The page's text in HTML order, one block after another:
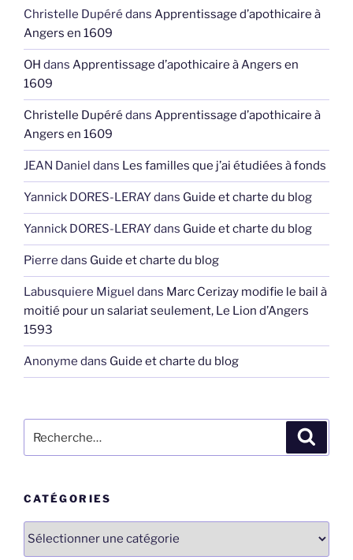
Christelle Dupéré dans Apprentissage d’apothicaire à
Angers en 1609
OH dans Apprentissage d’apothicaire à Angers en
1609
Christelle Dupéré dans Apprentissage d’apothicaire à
Angers en 1609
JEAN Daniel dans Les familles que j’ai étudiées à fonds
Yannick DORES-LERAYdans Guide et charte du blog
Yannick DORES-LERAYdans Guide et charte du blog
Pierre dans Guide et charte du blog
Labusquiere Miguel dans Marc Cerizay modifie le bail à
moitié pour un salariat seulement, Le Lion d’Angers
1593
Anonyme dans Guide et charte du blog
pour
CATÉGORIES